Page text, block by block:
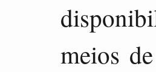
meios